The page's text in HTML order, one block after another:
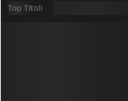
Top Titoli